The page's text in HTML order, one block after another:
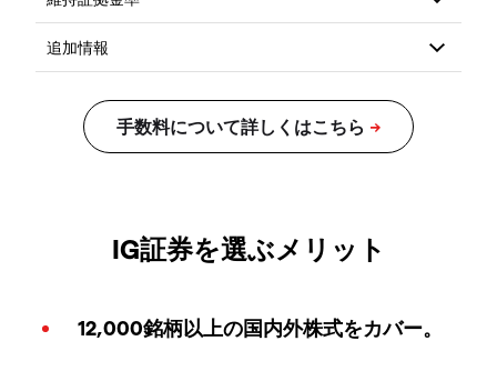
IG証券を選ぶメリット
12,000銘柄以上の国内外株式をカバー。